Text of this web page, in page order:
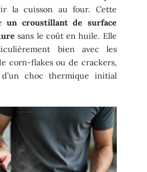
la cuisson au four. Cette
un croustillant de surface
sans le coût en huile. Elle
bien avec les
corn-flakes ou de crackers,
choc thermique initial